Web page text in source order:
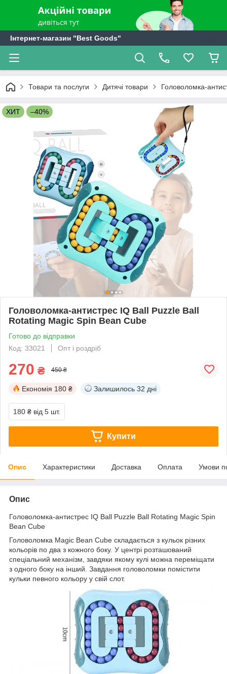
Інтернет-магазин "Best Goods"
Товари та послуги Дитячі товари Головоломка-
ХИТ –40%
Головоломка-антистрес IQ Ball Puzzle Ball
Rotating Magic Spin Bean Cube
Готово до відправки
Код: 33021
Опт і роздріб
270 ₴ 450 ₴
Економія 180 ₴ Залишилось 32 дні
180 ₴ від 5 шт.
Купити
Опис Характеристики Доставка Оплата Умови
Опис
Головоломка-антистрес IQ Ball Puzzle Ball Rotating Magic Spin
Bean Cube
Головоломка Magic Bean Cube складається з кульок різних
кольорів по два з кожного боку. У центрі розташований
спеціальний механізм, завдяки якому кулі можна переміщати
з одного боку на інший. Завдання головоломки помістити
кульки певного кольору у свій слот.